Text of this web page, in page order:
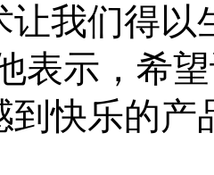
让我们得以
表示，希
到快乐的产